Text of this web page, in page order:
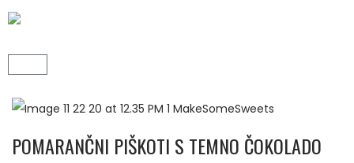
POMARANČNI PIŠKOTI S TEMNO ČOKOLADO